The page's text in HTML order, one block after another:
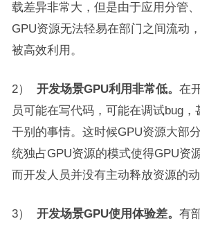
载差异非常大，但是由于应用分管
GPU资源无法轻易在部门之间流动
被高效利用。
2） 开发场景GPU利用非常低。 在
员可能在写代码，可能在调试bug
干别的事情。这时候GPU资源大部
统独占GPU资源的模式使得GPU资
而开发人员并没有主动释放资源的动
3） 开发场景GPU使用体验差。 有